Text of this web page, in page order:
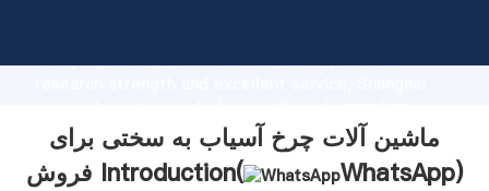
Grasping strong production capability, advanced
create the value and bring values to all of customers.
ماشین آلات چرخ آسیاب به سختی برای
فروش Introduction(
WhatsApp)